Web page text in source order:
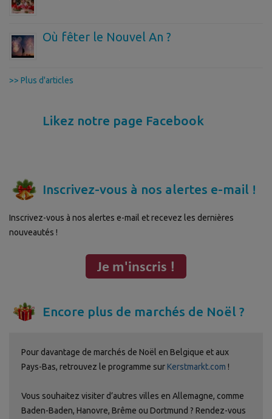
Où fêter le Nouvel An ?
>> Plus d'articles
Likez notre page Facebook
Inscrivez-vous à nos alertes e-mail !
Inscrivez-vous à nos alertes e-mail et recevez les dernières
nouveautés !
Encore plus de marchés de Noël ?
Pour davantage de marchés de Noël en Belgique et aux
Pays-Bas, retrouvez le programme surKerstmarkt.com !
Vous souhaitez visiter d’autres villes en Allemagne, comme
Baden-Baden, Hanovre, Brême ou Dortmund ? Rendez-vous